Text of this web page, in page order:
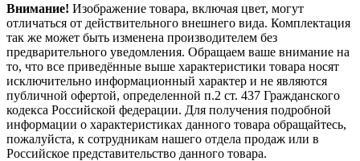
Внимание! Изображение товара, включая цвет, могут
отличаться от действительного внешнего вида. Комплектация
так же может быть изменена производителем без
предварительного уведомления. Обращаем ваше внимание на
то, что все приведённые выше характеристики товара носят
исключительно информационный характер и не являются
публичной офертой, определенной п.2 ст. 437 Гражданского
кодекса Российской федерации. Для получения подробной
информации о характеристиках данного товара обращайтесь,
пожалуйста, к сотрудникам нашего отдела продаж или в
Российское представительство данного товара.